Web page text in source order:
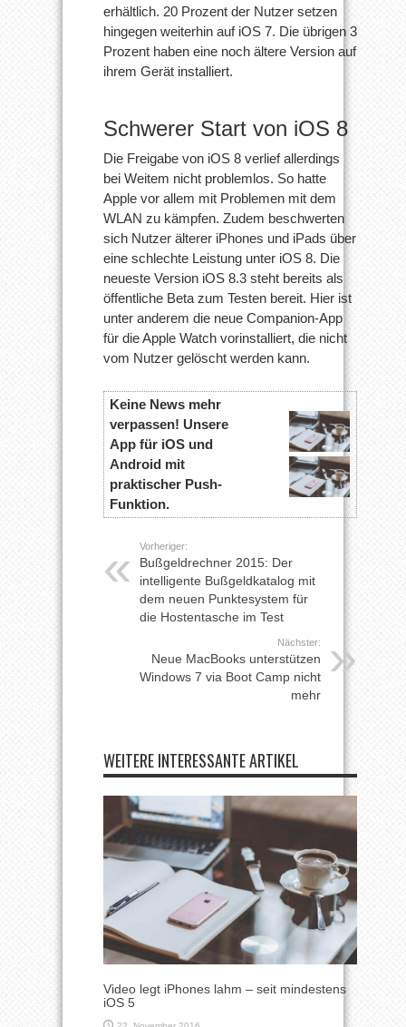
erhältlich. 20 Prozent der Nutzer setzen
hingegen weiterhin auf iOS 7. Die übrigen 3
Prozent haben eine noch ältere Version auf
ihrem Gerät installiert.
Schwerer Start von iOS 8
Die Freigabe von iOS 8 verlief allerdings
bei Weitem nicht problemlos. So hatte
Apple vor allem mit Problemen mit dem
WLAN zu kämpfen. Zudem beschwerten
sich Nutzer älterer iPhones und iPads über
eine schlechte Leistung unter iOS 8. Die
neueste Version iOS 8.3 steht bereits als
öffentliche Beta zum Testen bereit. Hier ist
unter anderem die neue Companion-App
für die Apple Watch vorinstalliert, die nicht
vom Nutzer gelöscht werden kann.
Keine News mehr
verpassen! Unsere
App für iOS und
Android mit
praktischer Push-
Funktion.
Vorheriger:
Bußgeldrechner 2015: Der
intelligente Bußgeldkatalog mit
dem neuen Punktesystem für
die Hostentasche im Test
Nächster:
Neue MacBooks unterstützen
Windows 7 via Boot Camp nicht
mehr
WEITERE INTERESSANTE ARTIKEL
Video legt iPhones lahm – seit mindestens
iOS 5